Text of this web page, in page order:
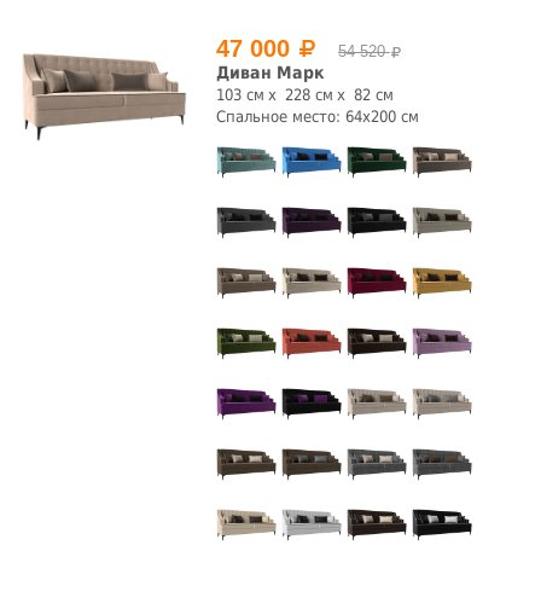
47 000 54 520
Диван Марк
103 см 228 см
82 см
Спальное место: 64х200 см